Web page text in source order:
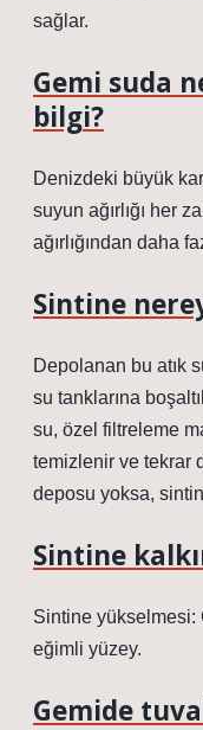
sağlar.
Gemi suda
bilgi?
Denizdeki büyük
suyun ağırlığı her
ağırlığından daha
Sintine
Depolanan bu atık
su tanklarına
su, özel filtreleme
temizlenir ve tekrar
deposu yoksa,
Sintine
Sintine yükselmesi:
eğimli yüzey.
Gemide